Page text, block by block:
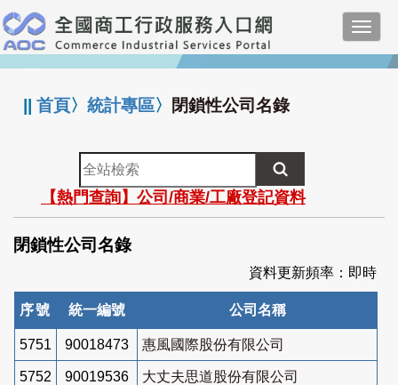
跳
到
主
要
:::
||首頁〉統計專區〉 閉鎖性公司名錄
全
站
檢
索
【熱門查詢】公司/商業/工廠登記資料
閉鎖性公司名錄
資料更新頻率：即時
序號 統一編號 公司名稱
5751 90018473 惠風國際股份有限公司
5752 90019536 大丈夫思道股份有限公司